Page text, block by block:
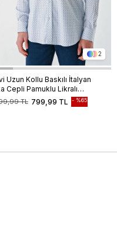
2
Uzun Kollu Baskılı İtalyan
Cepli Pamuklu Likralı
Fit Gömlek
799,99 TL
TL %65